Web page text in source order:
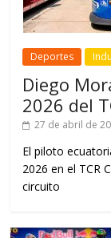
Deportes
Diego
2026 del
27 de abril de
El piloto
2026 en el TCR
circuito